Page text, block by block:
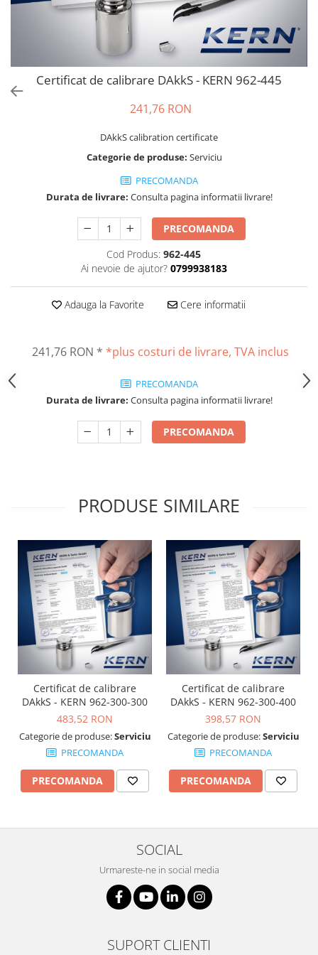
Cantare de banc
Cantare de numarare
Cantare drive-through
Cantare pentru paleti
Punti de cantarire
Cantare medicale
Cantare bebelusi
scaune cu rotile
Cantare cu scaun
Cantare de baie
Dinamometre de mana
Sisteme de cantarire Industry 4.0
Greutati de testare
Accesorii greutati
Cutii din aluminiu
Set verificare minimal
Cutii pentru clean room
Cutii din POM
Seturi de greutati
OIML E1
OIML E2
OIML M1
OIML M3
Greutati individuale
OIML E1
OIML E2
OIML F2
Greutati newtoniene
Bare suport (Newtoniene)
Certificat de calibrare DAkkS - KERN 962-445
241,76 RON
DAkkS calibration certificate
Categorie de produse: Serviciu
PRECOMANDA
Durata de livrare: Consulta pagina informatii livrare!
PRECOMANDA
Cod Produs: 962-445
Ai nevoie de ajutor? 0799938183
Adauga la Favorite Cere informatii
241,76 RON * *plus costuri de livrare, TVA inclus
PRECOMANDA
Durata de livrare: Consulta pagina informatii livrare!
PRECOMANDA
PRODUSE SIMILARE
Certificat de calibrare
DAkkS - KERN 962-300-300
483,52 RON
Categorie de produse:Serviciu
PRECOMANDA
PRECOMANDA
Certificat de calibrare
DAkkS - KERN 962-300-400
398,57 RON
Categorie de produse:Serviciu
PRECOMANDA
PRECOMANDA
SOCIAL
Urmareste-ne in social media
SUPORT CLIENTI